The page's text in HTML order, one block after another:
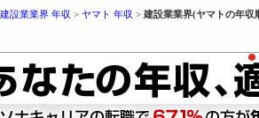
建設業業界 年収 > ヤマト 年収 > 建設業業界(ヤマトの年収